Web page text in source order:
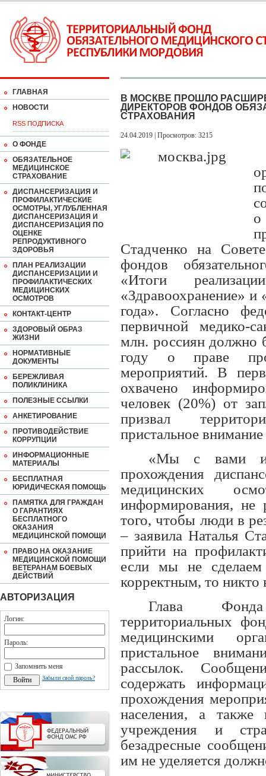
ГЛАВНАЯ
НОВОСТИ
RSS ПОДПИСКА
О ФОНДЕ
ОБЯЗАТЕЛЬНОЕ
МЕДИЦИНСКОЕ
СТРАХОВАНИЕ
ДИСПАНСЕРИЗАЦИЯ И
ПРОФИЛАКТИЧЕСКИЕ
ОСМОТРЫ, УГЛУБЛЕННАЯ
ДИСПАНСЕРИЗАЦИЯ И
ДИСПАНСЕРИЗАЦИЯ ПО
ОЦЕНКЕ
РЕПРОДУКТИВНОГО
ЗДОРОВЬЯ
ПЛАН РЕАЛИЗАЦИИ
ДИСПАНСЕРИЗАЦИИ И
ПРОФИЛАКТИЧЕСКИХ
МЕДИЦИНСКИХ
ОСМОТРОВ
КОНТАКТ-ЦЕНТР
ЗДОРОВЫЙ ОБРАЗ
ЖИЗНИ
НОРМАТИВНЫЕ
ДОКУМЕНТЫ
БЕРЕЖЛИВАЯ
ПОЛИКЛИНИКА
ПОЛЕЗНЫЕ ССЫЛКИ
АНКЕТИРОВАНИЕ
ПРОТИВОДЕЙСТВИЕ
КОРРУПЦИИ
ИНФОРМАЦИОННЫЕ
МАТЕРИАЛЫ
БЕСПЛАТНАЯ
ЮРИДИЧЕСКАЯ ПОМОЩЬ
ПАМЯТКА ДЛЯ ГРАЖДАН
О ГАРАНТИЯХ
БЕСПЛАТНОГО
ОКАЗАНИЯ
МЕДИЦИНСКОЙ ПОМОЩИ
ПРАВО НА ОКАЗАНИЕ
МЕДИЦИНСКОЙ ПОМОЩИ
ВЕТЕРАНАМ БОЕВЫХ
ДЕЙСТВИЙ
АВТОРИЗАЦИЯ
Логин:
Пароль:
Запомнить меня
Забыли свой пароль?
В МОСКВЕ ПРОШЛО
ДИРЕКТОРОВ ФОНДОВ
СТРАХОВАНИЯ
24.04.2019 | Просмотров: 3215
о
Стадченко на
фондов
«Итоги
«Здравоохранение» и
года». Согласно
первичной медико-
млн. россиян должно
году о праве
мероприятий. В
охвачено
человек (20%) от
призвал
пристальное
«Мы с вами
прохождения
медицинских
информирования, не
того, чтобы люди в
– заявила Наталья
прийти на
если мы не
корректным, то никто
Глава
территориальных
медицинскими
пристальное
рассылок.
содержать
прохождения
населения, а также
учреждения и
безадресные
им не уделяется